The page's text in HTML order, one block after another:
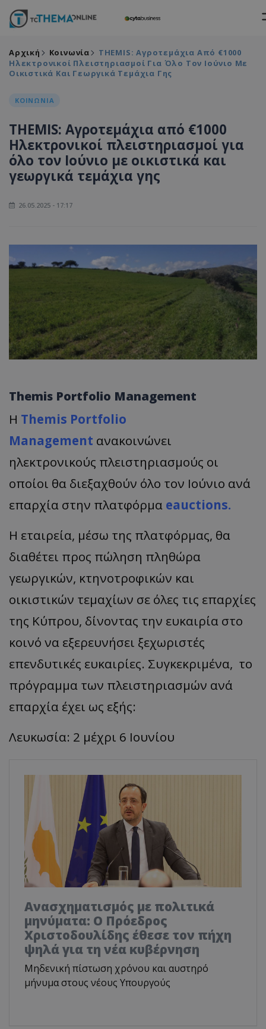
Αρχική Κοινωνία
THEMIS: Αγροτεμάχια Από €1000
Ηλεκτρονικοί Πλειστηριασμοί Για Όλο Τον Ιούνιο Με
Οικιστικά Και Γεωργικά Τεμάχια Γης
ΚΟΙΝΩΝΙΑ
THEMIS: Αγροτεμάχια από €1000
Ηλεκτρονικοί πλειστηριασμοί για
όλο τον Ιούνιο με οικιστικά και
γεωργικά τεμάχια γης
26.05.2025 - 17:17
Themis Portfolio Management
Η Themis Portfolio
Management ανακοινώνει
ηλεκτρονικούς πλειστηριασμούς οι
οποίοι θα διεξαχθούν όλο τον Ιούνιο ανά
επαρχία στην πλατφόρμα eauctions.
Η εταιρεία, μέσω της πλατφόρμας, θα
διαθέτει προς πώληση πληθώρα
γεωργικών, κτηνοτροφικών και
οικιστικών τεμαχίων σε όλες τις επαρχίες
της Κύπρου, δίνοντας την ευκαιρία στο
κοινό να εξερευνήσει ξεχωριστές
επενδυτικές ευκαιρίες. Συγκεκριμένα, το
πρόγραμμα των πλειστηριασμών ανά
επαρχία έχει ως εξής:
Λευκωσία: 2 μέχρι 6 Ιουνίου
Ανασχηματισμός με πολιτικά
μηνύματα: Ο Πρόεδρος
Χριστοδουλίδης έθεσε τον πήχη
ψηλά για τη νέα κυβέρνηση
Μηδενική πίστωση χρόνου και αυστηρό
μήνυμα στους νέους Υπουργούς